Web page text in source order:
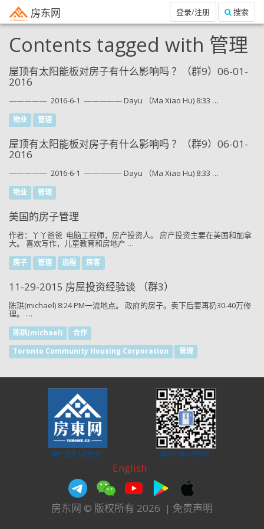
房东网 搜索
登录/注册
Contents tagged with 管理
屋顶有太阳能板对房子有什么影响吗 ？（群9）06-01-
2016
————— 2016-6-1 ————— Dayu （Ma Xiao Hu) 8:33 …
物业 管理
屋顶有太阳能板对房子有什么影响吗 ？（群9）06-01-
2016
————— 2016-6-1 ————— Dayu （Ma Xiao Hu) 8:33 …
物业 管理
美国的房子管理
作者：丫丫爸爸 电脑工程师，房产投资人。 房产投资主要在美国和加拿
大。 喜欢写作，儿童教育和房地产 …
房子 管理 远程 房客
11-29-2015 房屋投资经验谈 （群3）
陈珙(michael) 8:24 PM一流地点。 政府的房子。卖下后要再扔30-40万修
理。 …
陈珙(michael)
合作
Toronto Community Housing Corporation
管理
English
房东网 © 版权所有 2026 | 免责声明